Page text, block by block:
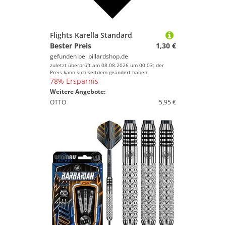
Flights Karella Standard
Bester Preis
1,30 €
gefunden bei billardshop.de
zuletzt überprüft am 08.08.2026 um 00:03; der
Preis kann sich seitdem geändert haben.
78% Ersparnis
Weitere Angebote:
OTTO
5,95 €